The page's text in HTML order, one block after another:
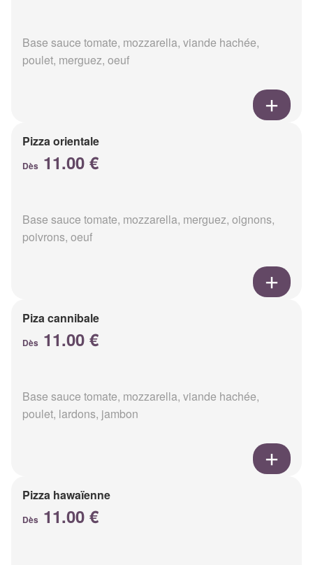
Base sauce tomate, mozzarella, viande hachée,
poulet, merguez, oeuf
Pizza orientale
Dès 11.00 €
Base sauce tomate, mozzarella, merguez, oignons,
poivrons, oeuf
Piza cannibale
Dès 11.00 €
Base sauce tomate, mozzarella, viande hachée,
poulet, lardons, jambon
Pizza hawaïenne
Dès 11.00 €